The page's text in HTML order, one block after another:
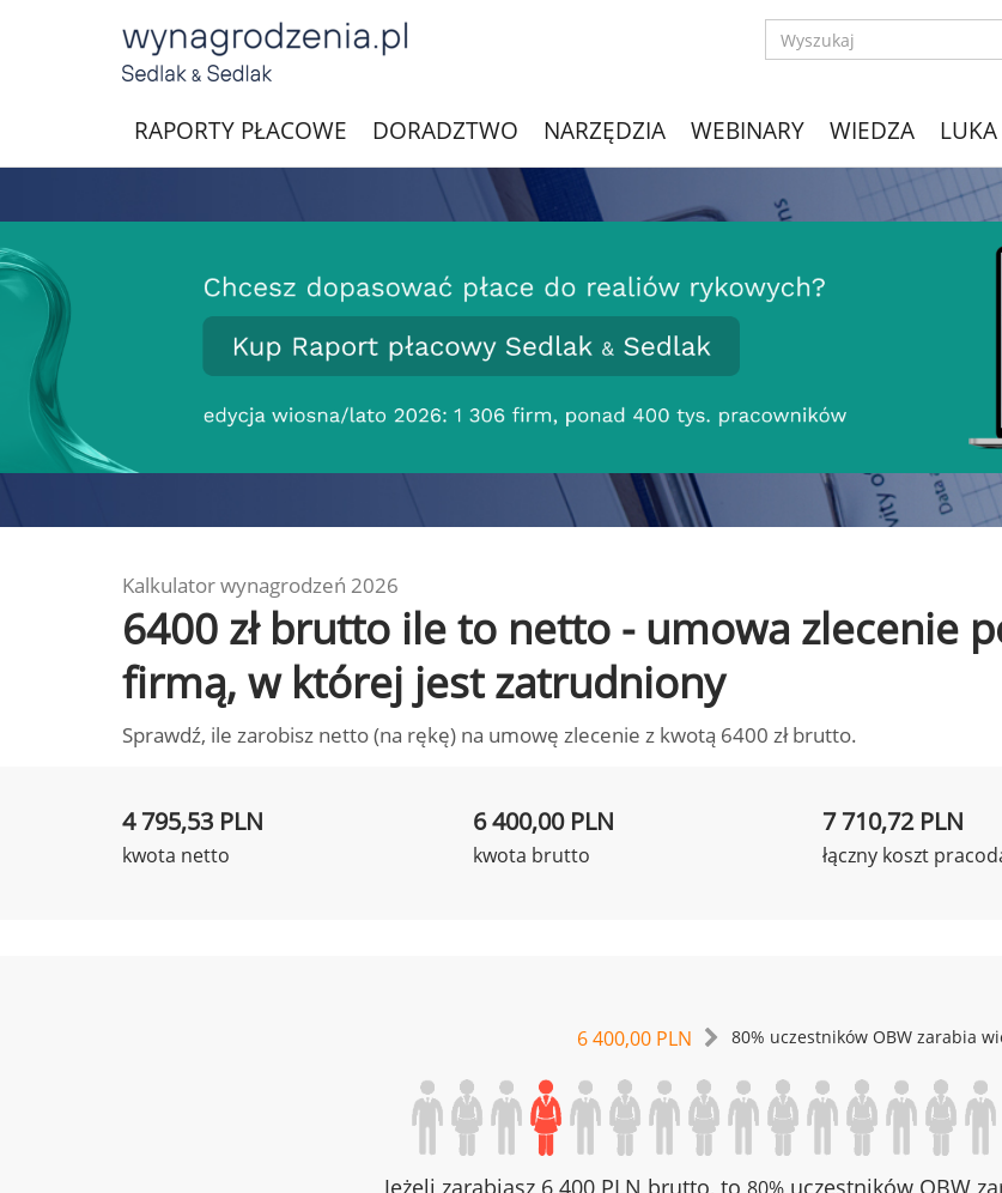
RAPORTY PŁACOWE DORADZTWO NARZĘDZIA WEBINARY WIEDZA
Kalkulator wynagrodzeń 2026
6400 zł brutto ile to netto - umowa zlecenie
firmą, w której jest zatrudniony
Sprawdź, ile zarobisz netto (na rękę) na umowę zlecenie z kwotą 6400 zł brutto.
4 795,53 PLN
kwota netto
6 400,00 PLN
kwota brutto
7 710,72 PLN
łączny koszt
6 400,00 PLN 80% uczestników OBW zarabia
Jeżeli zarabiasz 6 400 PLN brutto, to uczestników OBW